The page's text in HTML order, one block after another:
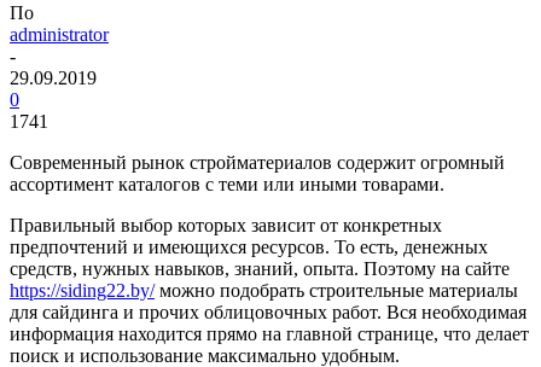
По
administrator
-
29.09.2019
0
1741
Современный рынок стройматериалов содержит огромный
ассортимент каталогов с теми или иными товарами.
Правильный выбор которых зависит от конкретных
предпочтений и имеющихся ресурсов. То есть, денежных
средств, нужных навыков, знаний, опыта. Поэтому на сайте
https://siding22.by/можно подобрать строительные материалы
для сайдинга и прочих облицовочных работ. Вся необходимая
информация находится прямо на главной странице, что делает
поиск и использование максимально удобным.